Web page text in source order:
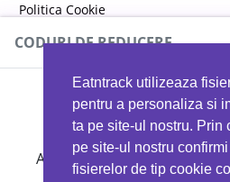
Eatntrack utilizeaza
pentru a personaliza si
ta pe site-ul nostru. Prin
pe site-ul nostru
fisierelor de tip cookie
Politica Cookie
Politica de confidențialitate
CODURI DE REDUCERE
Ai 40%reducere la orice